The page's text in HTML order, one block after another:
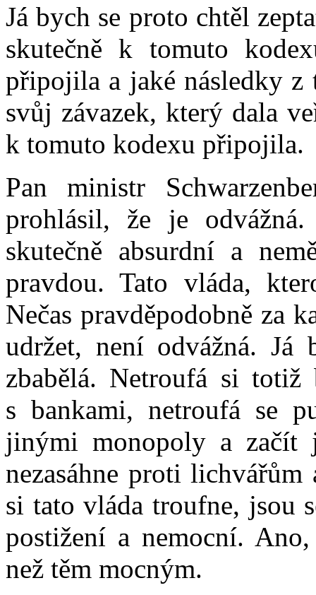
Já bych se proto chtěl
skutečně k tomuto
připojila a jaké následky z
svůj závazek, který dala
k tomuto kodexu připojila.
Pan ministr
prohlásil, že je
skutečně absurdní a
pravdou. Tato vláda,
Nečas pravděpodobně za
udržet, není odvážná.
zbabělá. Netroufá si
s bankami, netroufá se
jinými monopoly a začít
nezasáhne proti
si tato vláda troufne, jsou
postižení a nemocní.
než těm mocným.